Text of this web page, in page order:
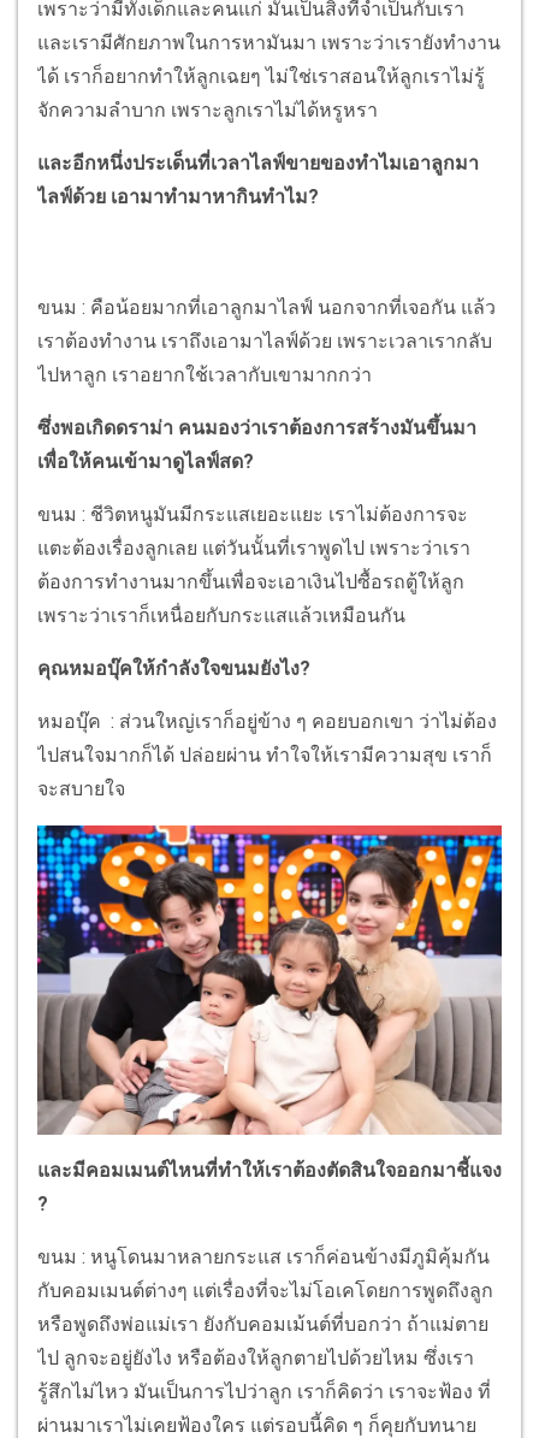
เพราะว่ามีทั้งเด็กและคนแก่ มันเป็นสิ่งที่จำเป็นกับเรา
และเรามีศักยภาพในการหามันมา เพราะว่าเรายังทำงาน
ได้ เราก็อยากทำให้ลูกเฉยๆ ไม่ใช่เราสอนให้ลูกเราไม่รู้
จักความลำบาก เพราะลูกเราไม่ได้หรูหรา
และอีกหนึ่งประเด็นที่เวลาไลฟ์ขายของทำไมเอาลูกมา
ไลฟ์ด้วย เอามาทำมาหากินทำไม?
ขนม : คือน้อยมากที่เอาลูกมาไลฟ์ นอกจากที่เจอกัน แล้ว
เราต้องทำงาน เราถึงเอามาไลฟ์ด้วย เพราะเวลาเรากลับ
ไปหาลูก เราอยากใช้เวลากับเขามากกว่า
ซึ่งพอเกิดดราม่า คนมองว่าเราต้องการสร้างมันขึ้นมา
เพื่อให้คนเข้ามาดูไลฟ์สด?
ขนม : ชีวิตหนูมันมีกระแสเยอะแยะ เราไม่ต้องการจะ
แตะต้องเรื่องลูกเลย แต่วันนั้นที่เราพูดไป เพราะว่าเรา
ต้องการทำงานมากขึ้นเพื่อจะเอาเงินไปซื้อรถตู้ให้ลูก
เพราะว่าเราก็เหนื่อยกับกระแสแล้วเหมือนกัน
คุณหมอบุ๊คให้กำลังใจขนมยังไง?
หมอบุ๊ค : ส่วนใหญ่เราก็อยู่ข้าง ๆ คอยบอกเขา ว่าไม่ต้อง
ไปสนใจมากก็ได้ ปล่อยผ่าน ทำใจให้เรามีความสุข เราก็
จะสบายใจ
และมีคอมเมนต์ไหนที่ทำให้เราต้องตัดสินใจออกมาชี้แจง
?
ขนม : หนูโดนมาหลายกระแส เราก็ค่อนข้างมีภูมิคุ้มกัน
กับคอมเมนต์ต่างๆ แต่เรื่องที่จะไม่โอเคโดยการพูดถึงลูก
หรือพูดถึงพ่อแม่เรา ยังกับคอมเม้นต์ที่บอกว่า ถ้าแม่ตาย
ไป ลูกจะอยู่ยังไง หรือต้องให้ลูกตายไปด้วยไหม ซึ่งเรา
รู้สึกไม่ไหว มันเป็นการไปว่าลูก เราก็คิดว่า เราจะฟ้อง ที่
ผ่านมาเราไม่เคยฟ้องใคร แต่รอบนี้คิด ๆ ก็คุยกับทนาย